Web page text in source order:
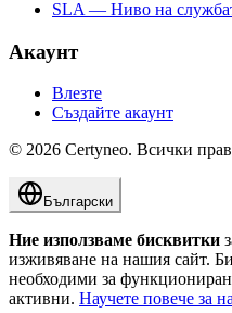
SLA — Ниво на
Акаунт
Влезте
Създайте акаунт
© 2026 Certyneo. Всички
Български
Ние използваме бисквитки
изживяване на нашия сайт.
необходими за
активни. Научете повече за